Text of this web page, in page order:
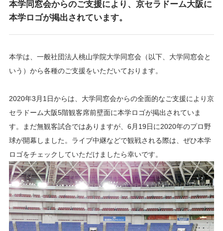
本学同窓会からのご支援により、京セラドーム大阪に
本学ロゴが掲出されています。
本学は、一般社団法人桃山学院大学同窓会（以下、大学同窓会と
いう）から各種のご支援をいただいております。
2020年3月1日からは、大学同窓会からの全面的なご支援により京
セラドーム大阪5階観客席前壁面に本学ロゴが掲出されていま
す。まだ無観客試合ではありますが、6月19日に2020年のプロ野
球が開幕しました。ライブ中継などで観戦される際は、ぜひ本学
ロゴをチェックしていただけましたら幸いです。